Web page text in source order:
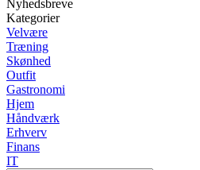
Nyhedsbreve
Kategorier
Velvære
Træning
Skønhed
Outfit
Gastronomi
Hjem
Håndværk
Erhverv
Finans
IT